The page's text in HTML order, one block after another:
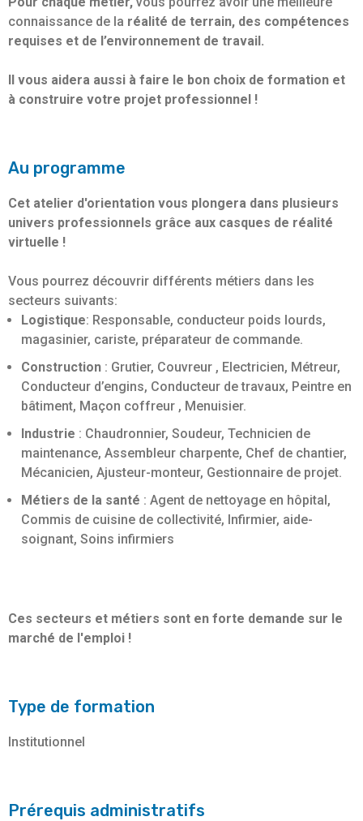
connaissance de la réalité de terrain, des compétences
requises et de l’environnement de travail.
Il vous aidera aussi à faire le bon choix de formation et
à construire votre projet professionnel !
Au programme
Cet atelier d'orientation vous plongera dans plusieurs
univers professionnels grâce aux casques de réalité
virtuelle !
Vous pourrez découvrir différents métiers dans les
secteurs suivants:
Logistique: Responsable, conducteur poids lourds,
magasinier, cariste, préparateur de commande.
Construction : Grutier, Couvreur , Electricien, Métreur,
Conducteur d’engins, Conducteur de travaux, Peintre en
bâtiment, Maçon coffreur , Menuisier.
Industrie : Chaudronnier, Soudeur, Technicien de
maintenance, Assembleur charpente, Chef de chantier,
Mécanicien, Ajusteur-monteur, Gestionnaire de projet.
Métiers de la santé : Agent de nettoyage en hôpital,
Commis de cuisine de collectivité, Infirmier, aide-
soignant, Soins infirmiers
Ces secteurs et métiers sont en forte demande sur le
marché de l'emploi !
Type de formation
Institutionnel
Prérequis administratifs